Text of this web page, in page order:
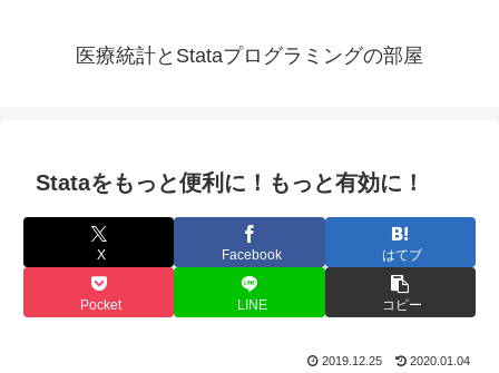
医療統計とStataプログラミングの部屋
Stataをもっと便利に！もっと有効に！
X Facebook はてブ
Pocket LINE コピー
2019.12.25 2020.01.04